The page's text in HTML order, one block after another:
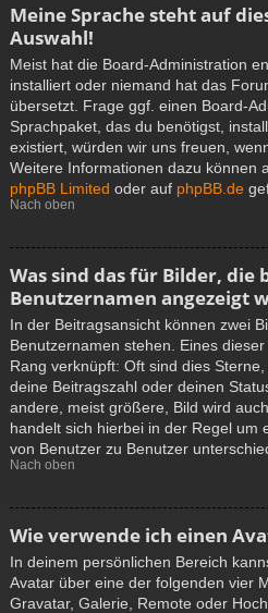
Meine Sprache steht auf
Auswahl!
Meist hat die Board-Administration
installiert oder niemand hat das
übersetzt. Frage ggf. einen Board-
Sprachpaket, das du benötigst,
existiert, würden wir uns freuen,
Weitere Informationen dazu können
phpBB Limited oder auf phpBB.de
Nach oben
Was sind das für Bilder, die
Benutzernamen angezeigt
In der Beitragsansicht können zwei
Benutzernamen stehen. Eines
Rang verknüpft: Oft sind dies
deine Beitragszahl oder deinen
andere, meist größere, Bild wird
handelt sich hierbei in der Regel um
von Benutzer zu Benutzer
Nach oben
Wie verwende ich einen
In deinem persönlichen Bereich
Avatar über eine der folgenden vier
Gravatar, Galerie, Remote oder